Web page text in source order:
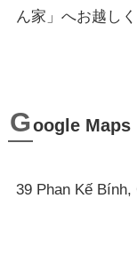
ん家」へお越しく
Google Maps
39 Phan Kế